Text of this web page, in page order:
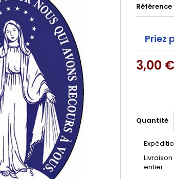
Référence
Priez
3,00 €
Quantité
entier.